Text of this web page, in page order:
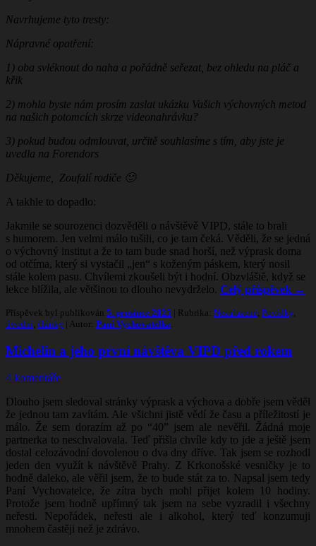
Navrhujeme tyto tresty:
Nápravné opatření:
1) oba svléknout do naha a pořádně seřezat, bez ohledu na pláč a
křik
2) mohla byste nám prosím zaslat ukázku Vašich výchovných metod
na našich potomcích skrze videonahrávku?
3) pokud budou odmlouvat, určitě souhlasíme s tím, aby jste je
uvedla na Forendors
Děkujeme, Zoufalí rodiče 🙂
A takhle to dopadlo:
Jakmile se sourozenci dozvěděli o návštěvě VIPD, stále to brali
s humorem. Jen velmi málo tušili, co je tam čeká. Věděli, že se jedná
o výchovný institut a že to tam bude snad horší, než výprask doma
od otčíma, který si vystačil „jen“ s koženým páskem, který nosil
stále kolem pasu. Chvílemi zkoušeli být i hodní. Obzvláště, když se
lekce blížila, ale většinou to dlouho nevydrželo. Celý příspěvek →
Příspěvek byl publikován 5. prosince 2025 | Rubrika: Nezařazené Povídky,
úvodní články | Autor: Paní Vychovatelka
Michelin a jeho první návštěva VIPD před rokem
4 komentáře
Dlouho jsem sledoval stránky výprask a výchova a dobře jsem věděl
že jednou tam zavítám. Ale všichni jistě vědí že času a příležitostí je
málo. Že sem dorazím až po “40” jsem ale nevěřil. Žádná moje
partnerka to neschvalovala. Teď přišla chvíle kdy to jde a ještě jsem
dostal celozávodní dovolenou o dva dny dříve. Tak jsem se rozhodl
jeden den využít k návštěvě Prahy. Z Krkonošské vesničky je to
hodně daleko, ale věřil jsem, že to bude stát za to. Napsal jsem tedy
Paní Vychovatelce, že zítra bych mohl přijet kolem 10 hodiny.
Protože jsem hodně upřímný tak jsem na sebe vyzradil i všechny
neřesti. Nepořádek, neřesti ale i alkohol, který teď konzumuji
mnohem častěji než je zdrávo.